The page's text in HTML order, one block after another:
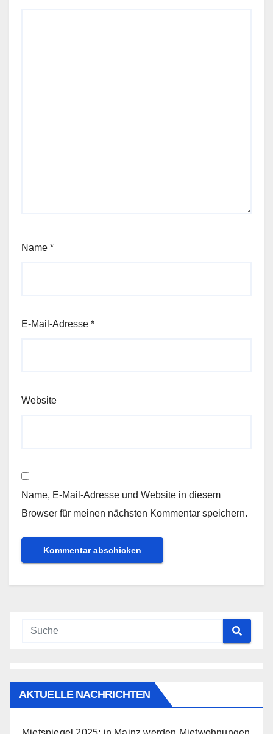
Name *
E-Mail-Adresse *
Website
Name, E-Mail-Adresse und Website in diesem
Browser für meinen nächsten Kommentar speichern.
AKTUELLE NACHRICHTEN